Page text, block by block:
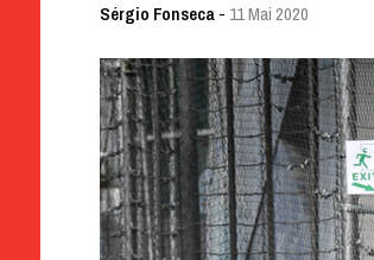
Sérgio Fonseca- 11 Mai 2020